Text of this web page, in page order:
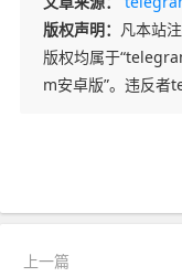
版权声明： 凡本站
版权均属于
m安卓版”。违反者
上一篇